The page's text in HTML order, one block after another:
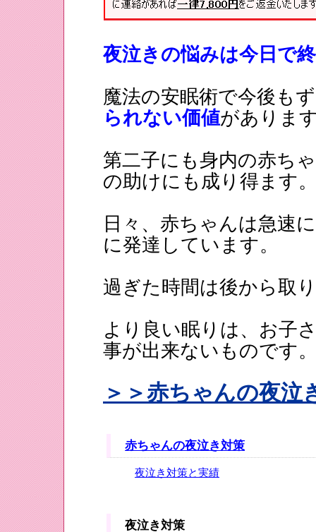
夜泣きの悩みは今日で
魔法の安眠術で今後も
られない価値がありま
第二子にも身内の赤ち
の助けにも成り得ます
日々、赤ちゃんは急速
に発達しています。
過ぎた時間は後から取
より良い眠りは、お子
事が出来ないものです
＞＞赤ちゃんの夜泣
赤ちゃんの夜泣き対策
夜泣き対策と実績
夜泣き対策